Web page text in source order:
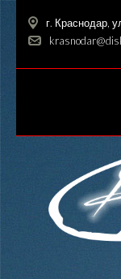
г. Краснодар,